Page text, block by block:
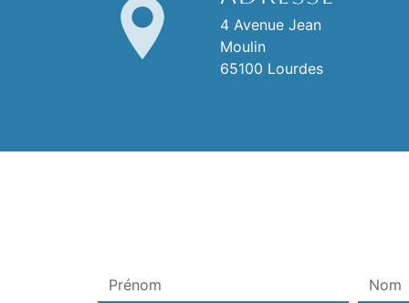
4 Avenue Jean
Moulin
65100 Lourdes